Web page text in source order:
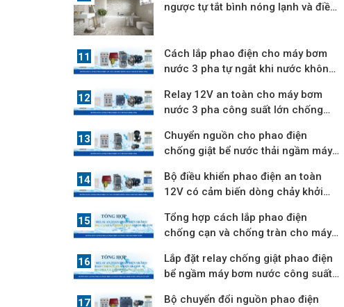
ngược tự tắt bình nóng lạnh và điều
Cách lắp phao điện cho máy bơm
nước 3 pha tự ngắt khi nước không
Relay 12V an toàn cho máy bơm
nước 3 pha công suất lớn chống
Chuyển nguồn cho phao điện
chống giật bể nước thải ngầm máy
Bộ điều khiển phao điện an toàn
12V có cảm biến dòng chảy khởi
Tổng hợp cách lắp phao điện
chống cạn và chống tràn cho máy
Lắp đặt relay chống giật phao điện
bể ngầm máy bơm nước công suất
Bộ chuyển đổi nguồn phao điện